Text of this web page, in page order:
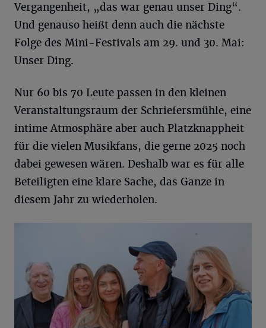
Vergangenheit, „das war genau unser Ding“.
Und genauso heißt denn auch die nächste
Folge des Mini-Festivals am 29. und 30. Mai:
Unser Ding.
Nur 60 bis 70 Leute passen in den kleinen
Veranstaltungsraum der Schriefersmühle, eine
intime Atmosphäre aber auch Platzknappheit
für die vielen Musikfans, die gerne 2025 noch
dabei gewesen wären. Deshalb war es für alle
Beteiligten eine klare Sache, das Ganze in
diesem Jahr zu wiederholen.